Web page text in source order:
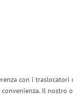
con i traslocatori
Il nostro